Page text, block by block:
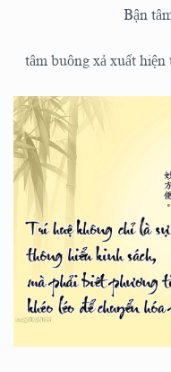
Bận
tâm buông xả xuất